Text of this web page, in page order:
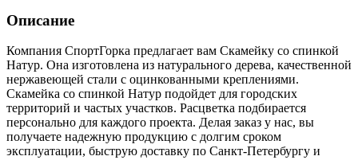
Описание
Компания СпортГорка предлагает вам Скамейку со спинкой
Натур. Она изготовлена из натурального дерева, качественной
нержавеющей стали с оцинкованными креплениями.
Скамейка со спинкой Натур подойдет для городских
территорий и частых участков. Расцветка подбирается
персонально для каждого проекта. Делая заказ у нас, вы
получаете надежную продукцию с долгим сроком
эксплуатации, быструю доставку по Санкт-Петербургу и